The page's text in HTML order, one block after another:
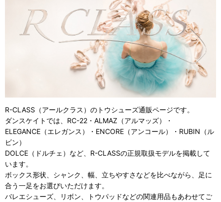
R-CLASS（アールクラス）のトウシューズ通販ページです。
ダンスケイトでは、RC-22・ALMAZ（アルマッズ）・
ELEGANCE（エレガンス）・ENCORE（アンコール）・RUBIN（ル
ビン）
DOLCE（ドルチェ）など、R-CLASSの正規取扱モデルを掲載して
います。
ボックス形状、シャンク、幅、立ちやすさなどを比べながら、足に
合う一足をお選びいただけます。
バレエシューズ、リボン、トウパッドなどの関連用品もあわせてご